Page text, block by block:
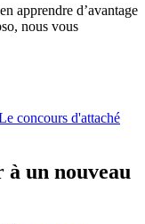
apprendre d’avantage
nous vous
concours d'attaché
à un nouveau